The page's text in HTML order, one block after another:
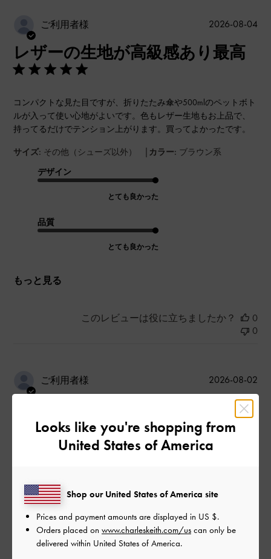
ご利用者様
レザーの生地が高級感あり最高
コンパクトな見た目ですが、折りたたみ傘や500mlのペットボト
ルが入って使い心地がよいです。色もレザー生地もお上品で、
持ってるだけでテンション上がります。買ってよかったです。
サイズ: その他（シューズ以外） | カラー: ブラウン系
デザイン
とても良かった
品質
とても良かった
もっと見る
公
2026-08-04
このレビューは役に立ちましたか？
0
0
ご利用者様
サイズ: その他（シューズ以外） |カラー: ブラック系
デザイン
とても良かった
公
開
2026-08-02
Looks like you're shopping from
United States of America
Shop our United States of America site
Prices and payment amounts are displayed in US $.
Orders placed on www.charleskeith.com/us can only be
delivered within United States of America.